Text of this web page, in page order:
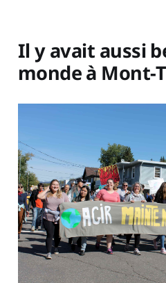
Il y avait aussi
monde à Mont-